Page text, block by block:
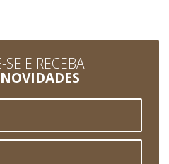
SE E RECEBA